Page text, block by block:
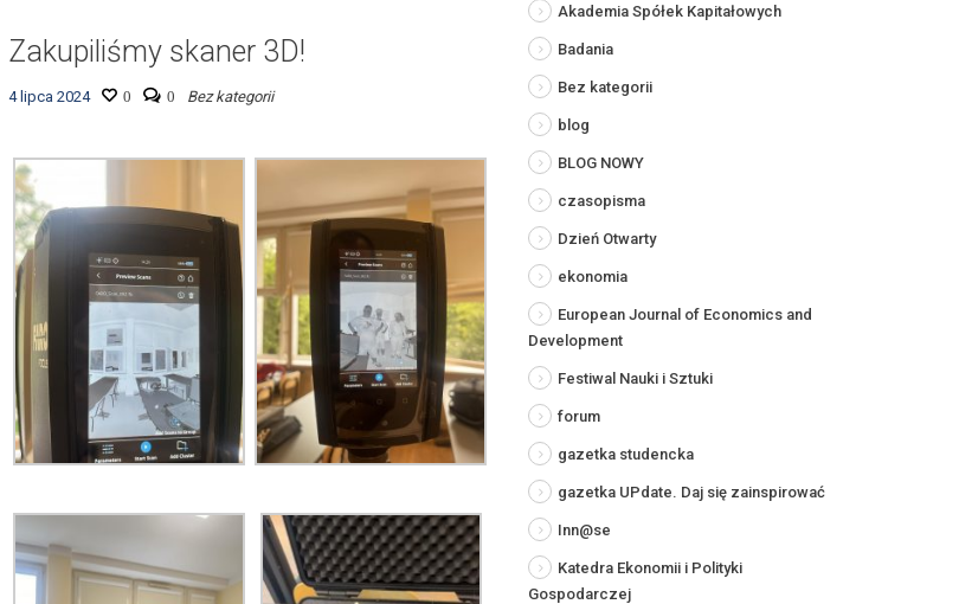
Zakupiliśmy skaner 3D!
4 lipca 2024 0 0 Bez kategorii
Akademia Spółek Kapitałowych
Badania
Bez kategorii
blog
BLOG NOWY
czasopisma
Dzień Otwarty
ekonomia
European Journal of Economics and
Development
Festiwal Nauki i Sztuki
forum
gazetka studencka
gazetka UPdate. Daj się zainspirować
Inn@se
Katedra Ekonomii i Polityki
Gospodarczej